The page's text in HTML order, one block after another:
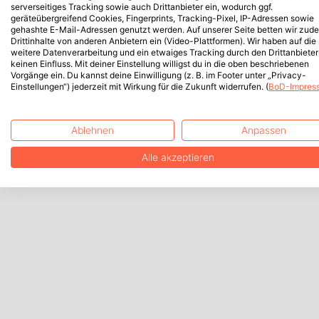
serverseitiges Tracking sowie auch Drittanbieter ein, wodurch ggf.
geräteübergreifend Cookies, Fingerprints, Tracking-Pixel, IP-Adressen sowie
gehashte E-Mail-Adressen genutzt werden. Auf unserer Seite betten wir
Drittinhalte von anderen Anbietern ein (Video-Plattformen). Wir haben auf die
weitere Datenverarbeitung und ein etwaiges Tracking durch den Drittanbieter
keinen Einfluss. Mit deiner Einstellung willigst du in die oben beschriebenen
Vorgänge ein. Du kannst deine Einwilligung (z. B. im Footer unter „Privacy-
Einstellungen“) jederzeit mit Wirkung für die Zukunft widerrufen. (BoD-
Ablehnen Anpassen
Alle akzeptieren